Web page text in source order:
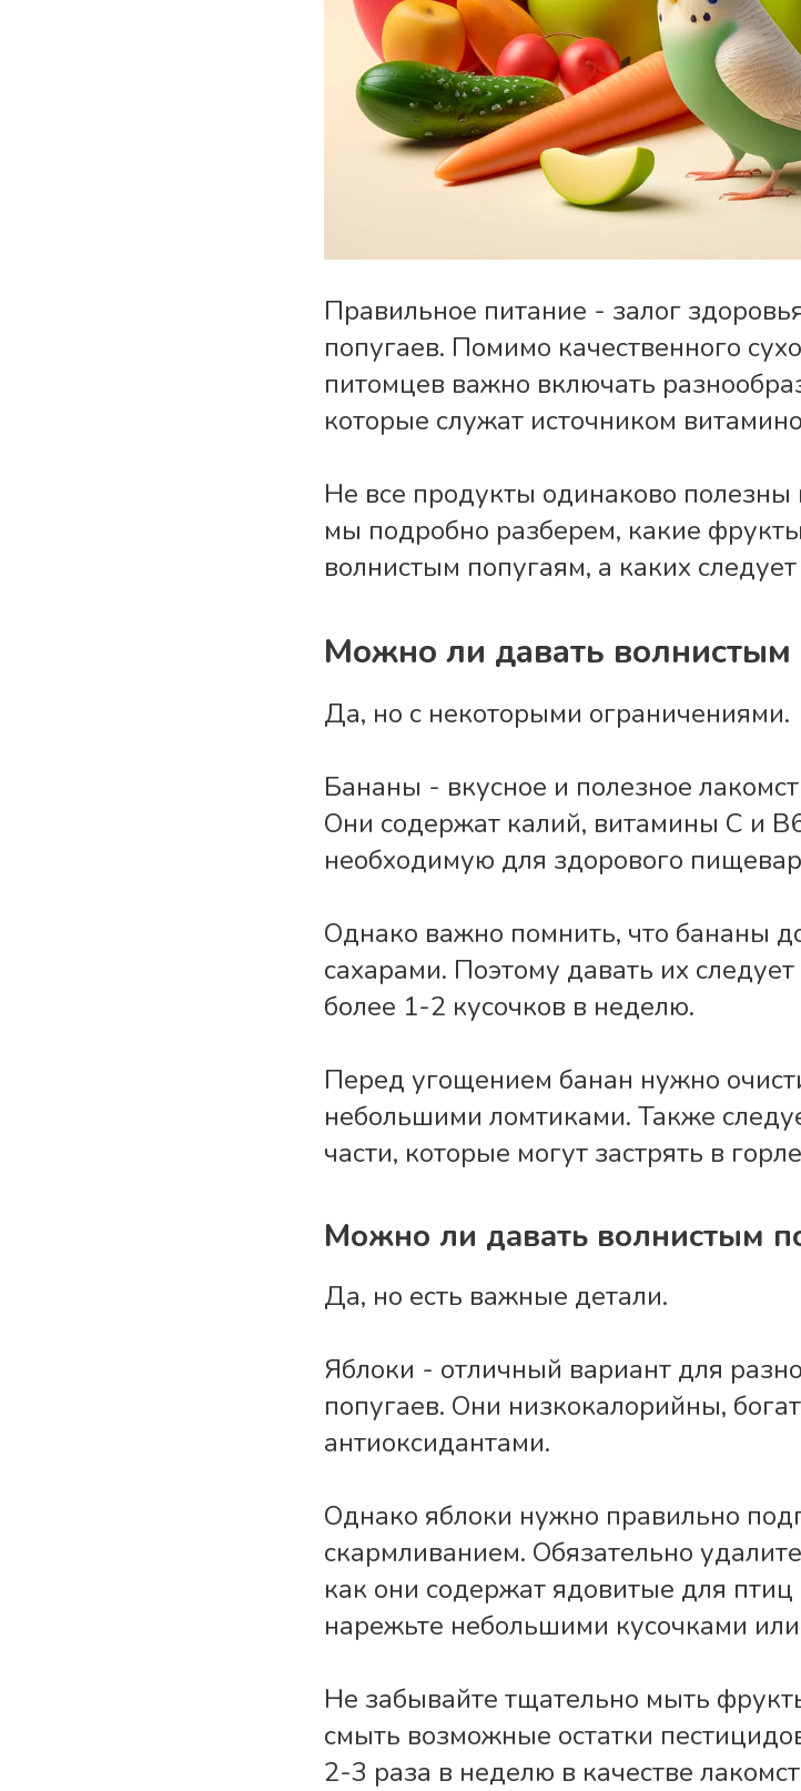
Правильное питание - залог
попугаев. Помимо качественного
питомцев важно включать
которые служат источником
Не все продукты одинаково полезны
мы подробно разберем, какие
волнистым попугаям, а каких следует
Можно ли давать волнистым
Да, но с некоторыми ограничениями.
Бананы - вкусное и полезное
Они содержат калий, витамины С и
необходимую для здорового
Однако важно помнить, что бананы
сахарами. Поэтому давать их
более 1-2 кусочков в неделю.
Перед угощением банан нужно
небольшими ломтиками. Также
части, которые могут застрять в
Можно ли давать волнистым
Да, но есть важные детали.
Яблоки - отличный вариант для
попугаев. Они низкокалорийны,
антиоксидантами.
Однако яблоки нужно правильно
скармливанием. Обязательно
как они содержат ядовитые для
нарежьте небольшими кусочками
Не забывайте тщательно мыть
смыть возможные остатки
2-3 раза в неделю в качестве